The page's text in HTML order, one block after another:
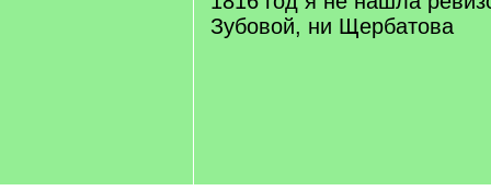
Зубовой, ни Щербатова